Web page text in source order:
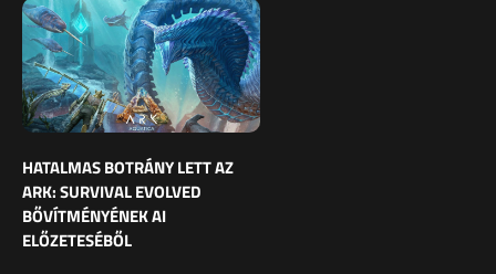
HATALMAS BOTRÁNY LETT AZ
ARK: SURVIVAL EVOLVED
BŐVÍTMÉNYÉNEK AI
ELŐZETESÉBŐL